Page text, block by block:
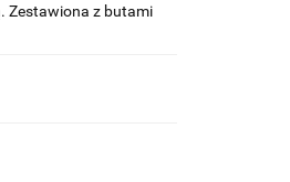
Zestawiona z butami